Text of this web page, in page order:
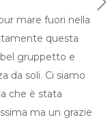
mare fuori nella
questa
gruppetto e
da soli. Ci siamo
che è stata
ma un grazie